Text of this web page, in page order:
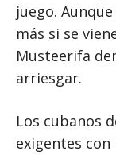
juego.
más si se
Musteerifa
arriesgar.
Los cubanos
exigentes